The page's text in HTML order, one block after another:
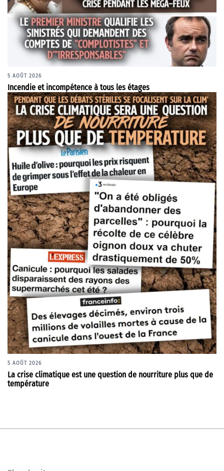
5 AOÛT 2026
Incendie et incompétence à tous les étages
5 AOÛT 2026
La crise climatique est une question de nourriture plus que de
température